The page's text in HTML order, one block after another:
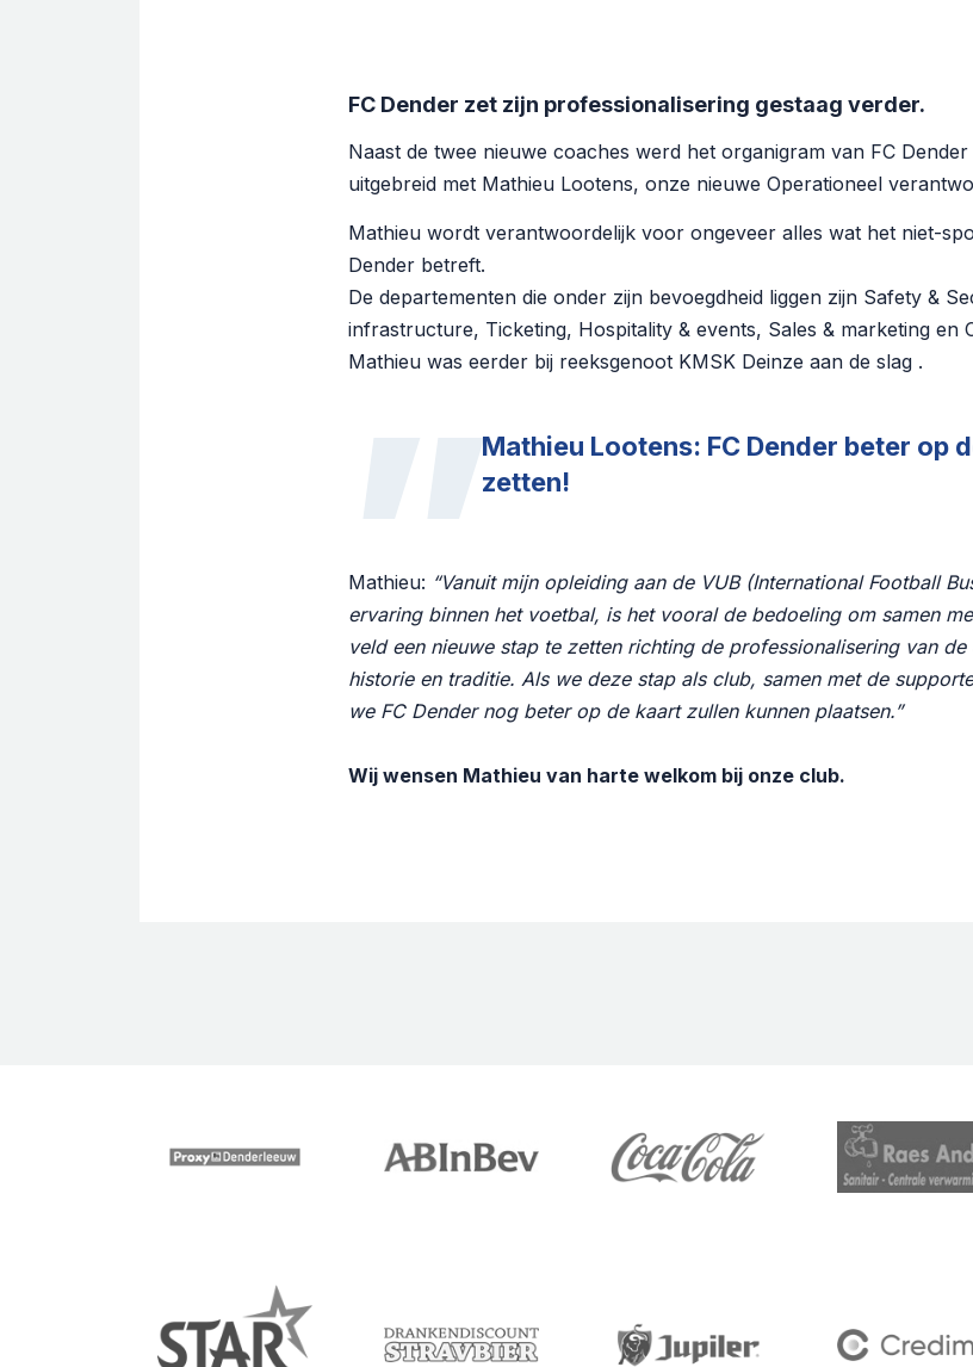
FC Dender zet zijn professionalisering gestaag verder.
Naast de twee nieuwe coaches werd het organigram van FC
uitgebreid met Mathieu Lootens, onze nieuwe Operationeel
Mathieu wordt verantwoordelijk voor ongeveer alles wat het niet-
Dender betreft.
De departementen die onder zijn bevoegdheid liggen zijn Safety &
infrastructure, Ticketing, Hospitality & events, Sales & marketing en
Mathieu was eerder bij reeksgenoot KMSK Deinze aan de slag .
”Mathieu Lootens: FC Dender beter op
zetten!
Mathieu: “Vanuit mijn opleiding aan de VUB (International Football
ervaring binnen het voetbal, is het vooral de bedoeling om samen
veld een nieuwe stap te zetten richting de professionalisering van
historie en traditie. Als we deze stap als club, samen met de
we FC Dender nog beter op de kaart zullen kunnen plaatsen.”
Wij wensen Mathieu van harte welkom bij onze club.